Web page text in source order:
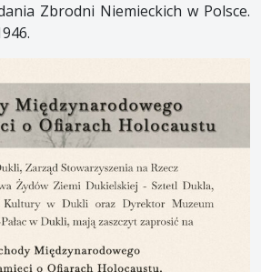
Zbrodni Niemieckich w Polsce.